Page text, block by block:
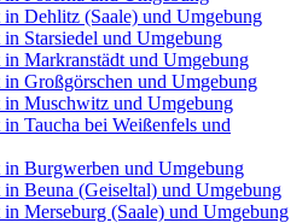
Dehlitz (Saale) und Umgebung
Starsiedel und Umgebung
Markranstädt und Umgebung
Großgörschen und Umgebung
Muschwitz und Umgebung
Taucha bei Weißenfels und
Burgwerben und Umgebung
Beuna (Geiseltal) und Umgebung
Merseburg (Saale) und Umgebung